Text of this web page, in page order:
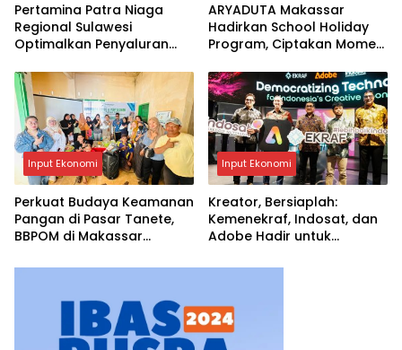
Pertamina Patra Niaga
Regional Sulawesi
Optimalkan Penyaluran
ARYADUTA Makassar
Hadirkan School Holiday
Program, Ciptakan Momen
Berkualitas untuk Keluarga
Input Ekonomi
Perkuat Budaya Keamanan
Pangan di Pasar Tanete,
BBPOM di Makassar
Pangan Aman Berbasis
Input Ekonomi
Kreator, Bersiaplah:
Kemenekraf, Indosat, dan
Adobe Hadir untuk
Menjadi Peluang Nyata